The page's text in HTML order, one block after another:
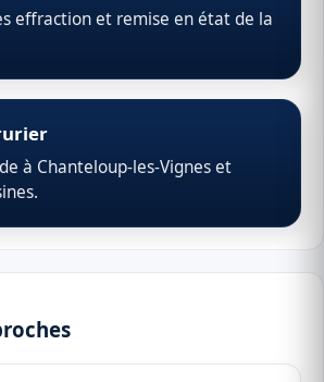
effraction et remise en état de la
à Chanteloup-les-Vignes et